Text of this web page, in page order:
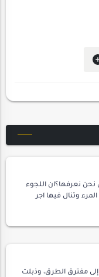
نحن نعرفها؟ان اللجوء
وتنال فيها اجر
ان يكون مظلوملكن
مفترق الطرق، وذبلت